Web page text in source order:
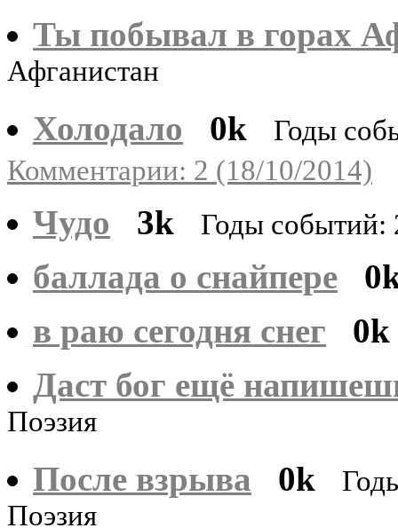
Ты побывал в горах
Афганистан
Холодало
0k
Годы
Комментарии: 2 (18/10/2014)
Чудо 3k Годы событий:
баллада о снайпере
в раю сегодня снег
0k
Даст бог ещё
Поэзия
После взрыва
0k
Поэзия